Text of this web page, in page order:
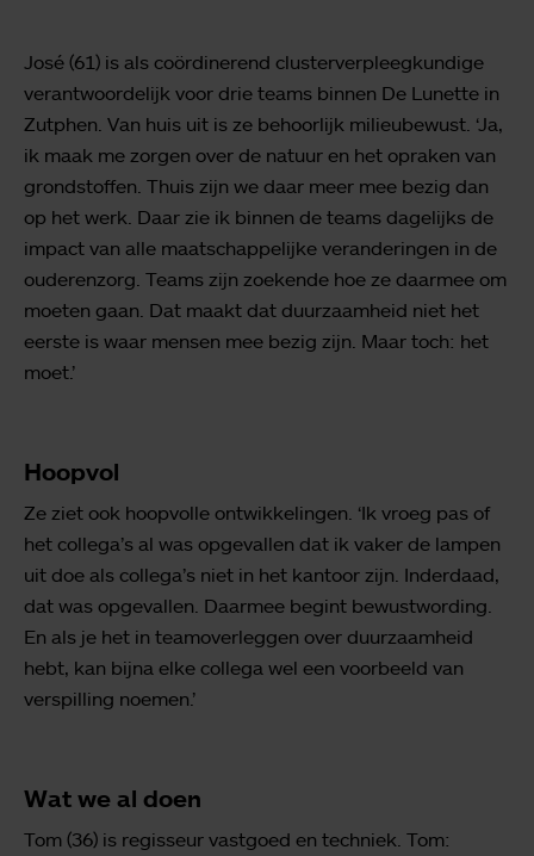
José (61) is als coördinerend clusterverpleegkundige
verantwoordelijk voor drie teams binnen De Lunette in
Zutphen. Van huis uit is ze behoorlijk milieubewust. ‘Ja,
ik maak me zorgen over de natuur en het opraken van
grondstoffen. Thuis zijn we daar meer mee bezig dan
op het werk. Daar zie ik binnen de teams dagelijks de
impact van alle maatschappelijke veranderingen in de
ouderenzorg. Teams zijn zoekende hoe ze daarmee om
moeten gaan. Dat maakt dat duurzaamheid niet het
eerste is waar mensen mee bezig zijn. Maar toch: het
moet.’
Hoopvol
Ze ziet ook hoopvolle ontwikkelingen. ‘Ik vroeg pas of
het collega’s al was opgevallen dat ik vaker de lampen
uit doe als collega’s niet in het kantoor zijn. Inderdaad,
dat was opgevallen. Daarmee begint bewustwording.
En als je het in teamoverleggen over duurzaamheid
hebt, kan bijna elke collega wel een voorbeeld van
verspilling noemen.’
Wat we al doen
Tom (36) is regisseur vastgoed en techniek. Tom: